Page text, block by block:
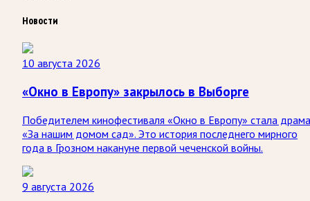
Новости
10 августа 2026
«Окно в Европу» закрылось в Выборге
Победителем кинофестиваля «Окно в Европу» стала драма
«За нашим домом сад». Это история последнего мирного
года в Грозном накануне первой чеченской войны.
9 августа 2026